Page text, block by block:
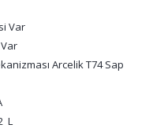
Var
Arcelik T74 Sap
L